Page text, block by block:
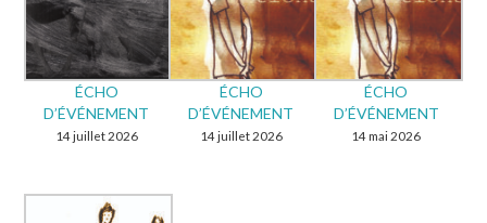
ÉCHO
D’ÉVÉNEMENT
14 juillet 2026
ÉCHO
D’ÉVÉNEMENT
14 juillet 2026
ÉCHO
D’ÉVÉNEMENT
14 mai 2026